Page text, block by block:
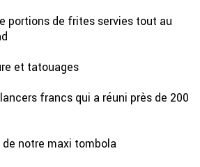
portions de frites servies tout au
et tatouages
francs qui a réuni près de 200
notre maxi tombola